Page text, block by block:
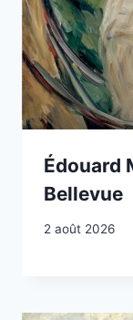
Édouard
Bellevue
2 août 2026